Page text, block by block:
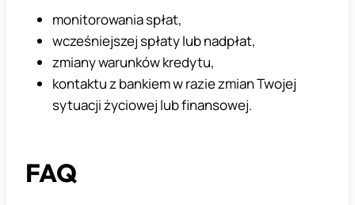
monitorowania spłat,
wcześniejszej spłaty lub nadpłat,
zmiany warunków kredytu,
kontaktu z bankiem w razie zmian Twojej
sytuacji życiowej lub finansowej.
FAQ